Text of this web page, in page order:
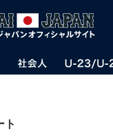
ト